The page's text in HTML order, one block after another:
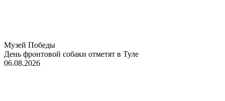
Музей Победы
День фронтовой собаки отметят в Туле
06.08.2026